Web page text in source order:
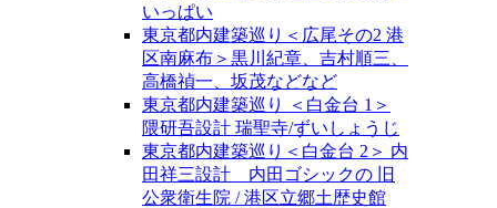
いっぱい
東京都内建築巡り＜広尾その2 港
区南麻布＞黒川紀章、吉村順三、
高橋禎一、坂茂などなど
東京都内建築巡り ＜白金台 1＞
隈研吾設計 瑞聖寺/ずいしょうじ
東京都内建築巡り＜白金台 2＞ 内
田祥三設計 内田ゴシックの 旧
公衆衛生院 / 港区立郷土歴史館